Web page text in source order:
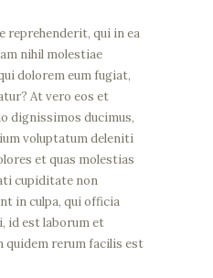
reprehenderit, qui in ea
nihil molestiae
dolorem eum fugiat,
At vero eos et
dignissimos ducimus,
voluptatum deleniti
et quas molestias
cupiditate non
in culpa, qui officia
id est laborum et
quidem rerum facilis est